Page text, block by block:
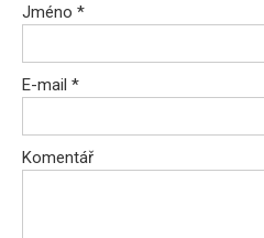
Jméno *
E-mail *
Komentář